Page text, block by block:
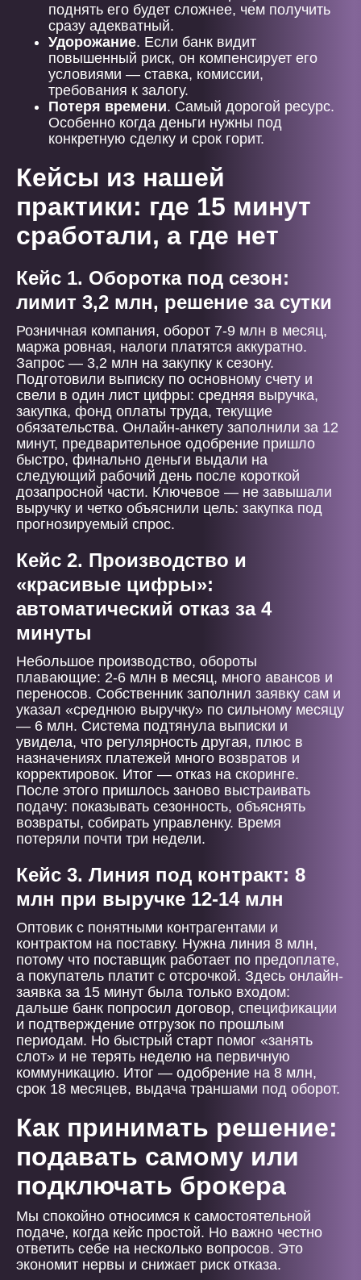
поднять его будет сложнее, чем получить
сразу адекватный.
Удорожание. Если банк видит
повышенный риск, он компенсирует его
условиями — ставка, комиссии,
требования к залогу.
Потеря времени. Самый дорогой ресурс.
Особенно когда деньги нужны под
конкретную сделку и срок горит.
Кейсы из нашей
практики: где 15 минут
сработали, а где нет
Кейс 1. Оборотка под сезон:
лимит 3,2 млн, решение за сутки
Розничная компания, оборот 7-9 млн в месяц,
маржа ровная, налоги платятся аккуратно.
Запрос — 3,2 млн на закупку к сезону.
Подготовили выписку по основному счету и
свели в один лист цифры: средняя выручка,
закупка, фонд оплаты труда, текущие
обязательства. Онлайн-анкету заполнили за 12
минут, предварительное одобрение пришло
быстро, финально деньги выдали на
следующий рабочий день после короткой
дозапросной части. Ключевое — не завышали
выручку и четко объяснили цель: закупка под
прогнозируемый спрос.
Кейс 2. Производство и
«красивые цифры»:
автоматический отказ за 4
минуты
Небольшое производство, обороты
плавающие: 2-6 млн в месяц, много авансов и
переносов. Собственник заполнил заявку сам и
указал «среднюю выручку» по сильному месяцу
— 6 млн. Система подтянула выписки и
увидела, что регулярность другая, плюс в
назначениях платежей много возвратов и
корректировок. Итог — отказ на скоринге.
После этого пришлось заново выстраивать
подачу: показывать сезонность, объяснять
возвраты, собирать управленку. Время
потеряли почти три недели.
Кейс 3. Линия под контракт: 8
млн при выручке 12-14 млн
Оптовик с понятными контрагентами и
контрактом на поставку. Нужна линия 8 млн,
потому что поставщик работает по предоплате,
а покупатель платит с отсрочкой. Здесь онлайн-
заявка за 15 минут была только входом:
дальше банк попросил договор, спецификации
и подтверждение отгрузок по прошлым
периодам. Но быстрый старт помог «занять
слот» и не терять неделю на первичную
коммуникацию. Итог — одобрение на 8 млн,
срок 18 месяцев, выдача траншами под оборот.
Как принимать решение:
подавать самому или
подключать брокера
Мы спокойно относимся к самостоятельной
подаче, когда кейс простой. Но важно честно
ответить себе на несколько вопросов. Это
экономит нервы и снижает риск отказа.